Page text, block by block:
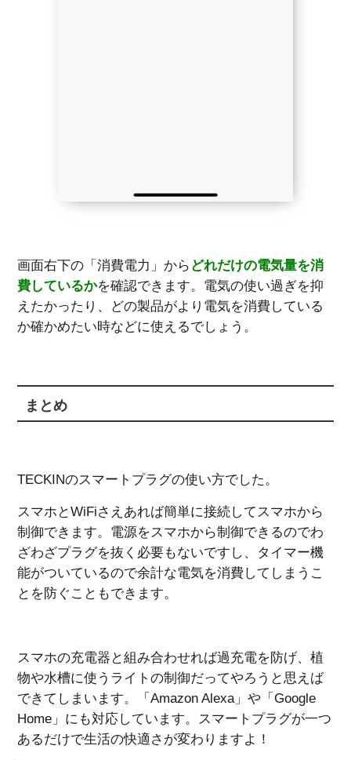
画面右下の「消費電力」から どれだけの電気量を消
費しているかを確認できます。電気の使い過ぎを抑
えたかったり、どの製品がより電気を消費している
か確かめたい時などに使えるでしょう。
まとめ
TECKINのスマートプラグの使い方でした。
スマホとWiFiさえあれば簡単に接続してスマホから
制御できます。電源をスマホから制御できるのでわ
ざわざプラグを抜く必要もないですし、タイマー機
能がついているので余計な電気を消費してしまうこ
とを防ぐこともできます。
スマホの充電器と組み合わせれば過充電を防げ、植
物や水槽に使うライトの制御だってやろうと思えば
できてしまいます。「Amazon Alexa」や「Google
Home」にも対応しています。 スマートプラグが一つ
あるだけで生活の快適さが変わりますよ！